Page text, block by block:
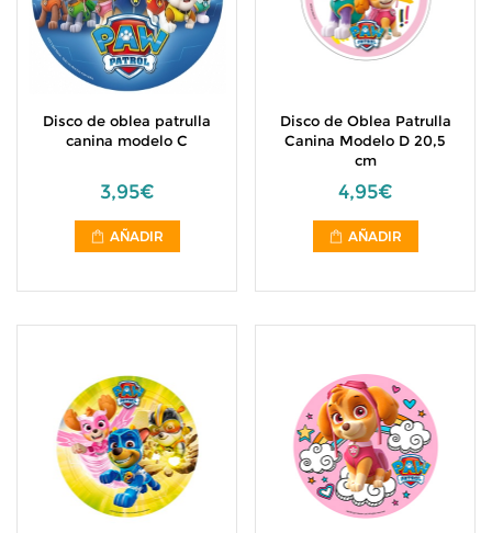
Disco de oblea patrulla
canina modelo C
3,95€
AÑADIR
Disco de Oblea Patrulla
Canina Modelo D 20,5
cm
4,95€
AÑADIR